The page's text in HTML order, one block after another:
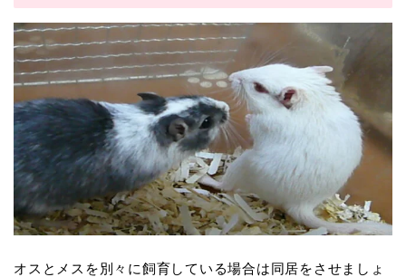
オスとメスを別々に飼育している場合は同居をさせましょ